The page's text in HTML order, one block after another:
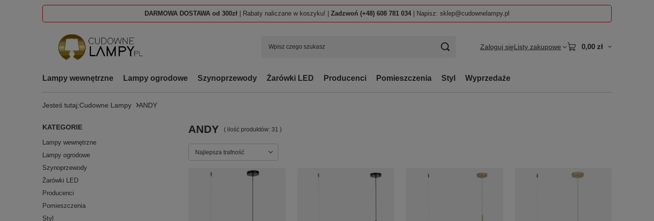
DARMOWA DOSTAWA od 300zł | Rabaty naliczane w koszyku! | Zadzwoń (+48) 608 781 034 | Napisz: sklep@cudownelampy.pl
Zaloguj sięListy zakupowe 0,00 zł
Lampy wewnętrzne Lampy ogrodowe Szynoprzewody Żarówki LED Producenci Pomieszczenia Styl Wyprzedaże
Jesteś tutaj:Cudowne Lampy ANDY
KATEGORIE
Lampy wewnętrzne
Lampy ogrodowe
Szynoprzewody
Żarówki LED
Producenci
Pomieszczenia
Styl
ANDY ( ilość produktów: 31 )
Zmień sortowanie
Najlepsza trafność